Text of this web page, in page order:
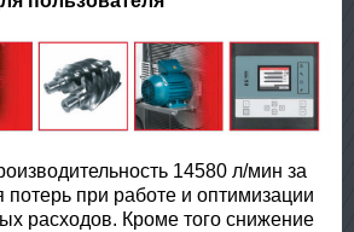
14580 л/мин за
потерь при работе и оптимизации
расходов. Кроме того снижение